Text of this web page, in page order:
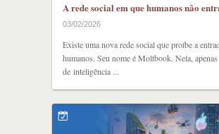
A rede social em que humanos não
03/02/2026
Existe uma nova rede social que proíbe a
humanos. Seu nome é Moltbook. Nela, apenas
de inteligência ...